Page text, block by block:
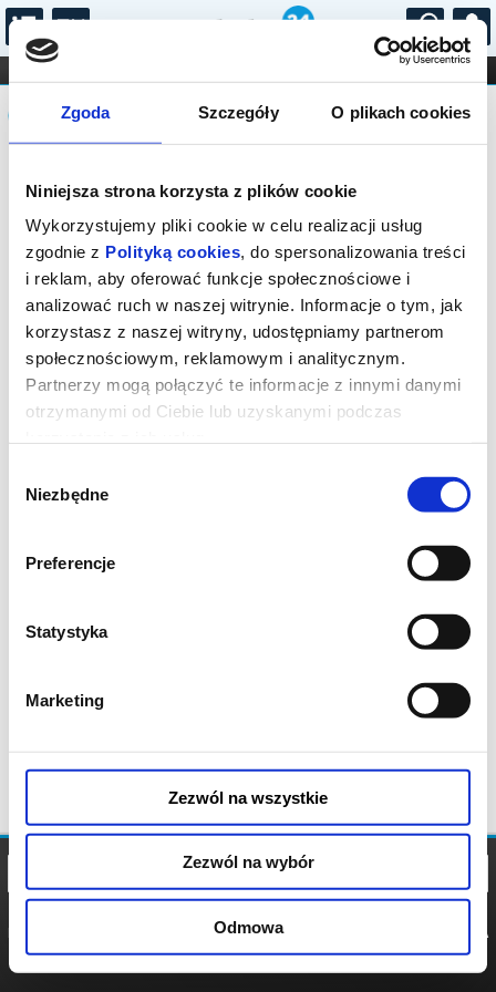
Zgoda Szczegóły O plikach cookies
Niniejsza strona korzysta z plików cookie
Wykorzystujemy pliki cookie w celu realizacji usług
zgodnie z Polityką cookies, do spersonalizowania treści
i reklam, aby oferować funkcje społecznościowe i
analizować ruch w naszej witrynie. Informacje o tym, jak
korzystasz z naszej witryny, udostępniamy partnerom
społecznościowym, reklamowym i analitycznym.
Partnerzy mogą połączyć te informacje z innymi danymi
otrzymanymi od Ciebie lub uzyskanymi podczas
zgody
Niezbędne
Preferencje
Statystyka
Marketing
Zezwól na wszystkie
Zezwól na wybór
Odmowa
...
FILHARMONIA OPERA I BALET
STAND-UP
DLA DZIECI
Komunikat
Sprzedaż biletów on-line na wydarzenie
została zakończona.
POLITYKA
POLITYKA